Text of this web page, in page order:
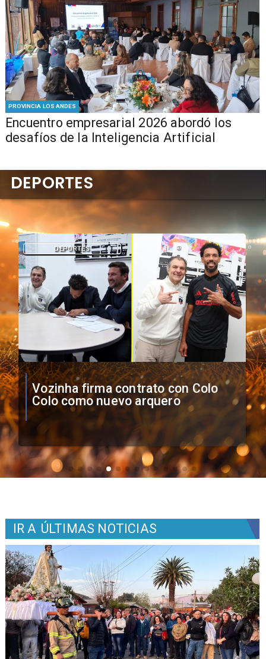
PROVINCIA LOS ANDES
Encuentro empresarial 2026 abordó los
desafíos de la Inteligencia Artificial
O'Higgins cae por penales ante
Boca Juniors en Copa
Sudamericana
DEPORTES
DEPORTES
IR A ÚLTIMAS NOTICIAS